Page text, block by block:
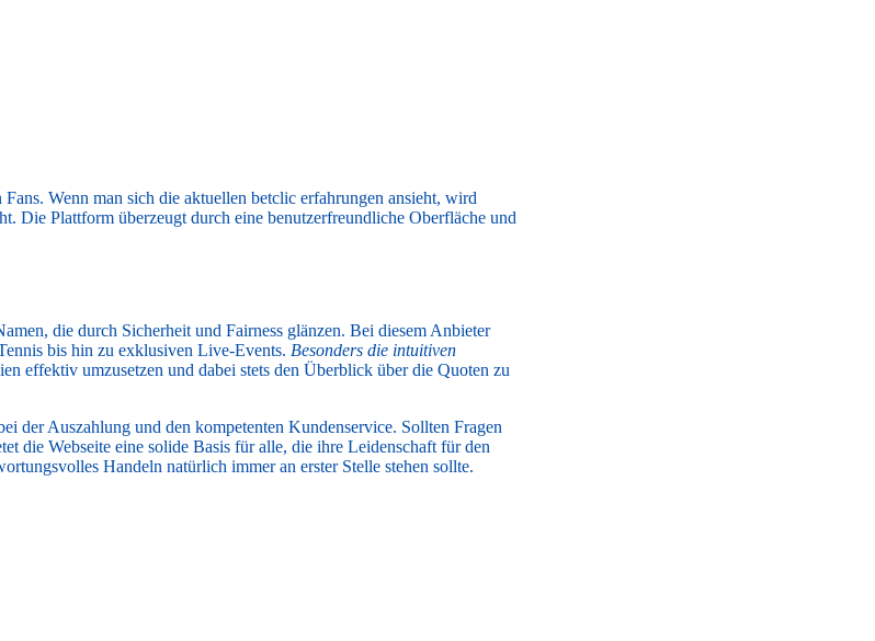
Wenn man sich die aktuellen betclic erfahrungen ansieht, wird
Die Plattform überzeugt durch eine benutzerfreundliche Oberfläche und
die durch Sicherheit und Fairness glänzen. Bei diesem Anbieter
bis hin zu exklusiven Live-Events. Besonders die intuitiven
effektiv umzusetzen und dabei stets den Überblick über die Quoten zu
der Auszahlung und den kompetenten Kundenservice. Sollten Fragen
die Webseite eine solide Basis für alle, die ihre Leidenschaft für den
Handeln natürlich immer an erster Stelle stehen sollte.